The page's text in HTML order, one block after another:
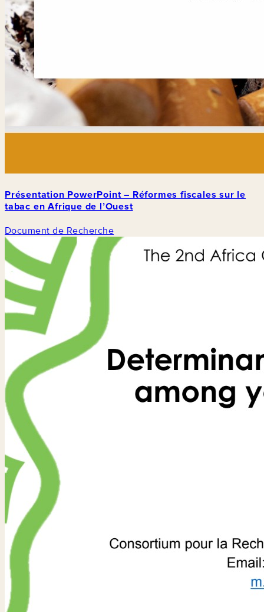
Présentation PowerPoint – Réformes fiscales sur le
tabac en Afrique de l’Ouest
Document de Recherche